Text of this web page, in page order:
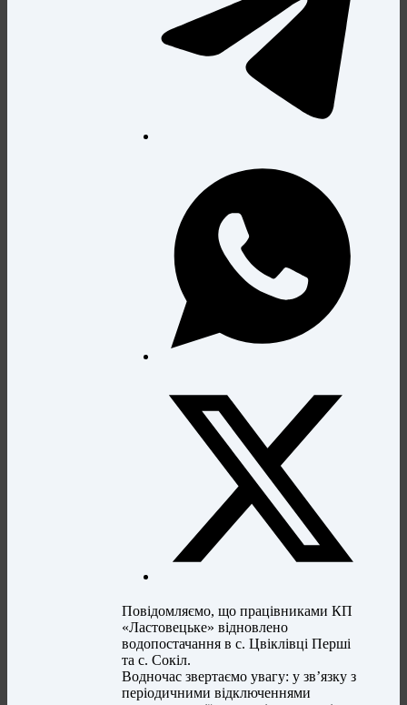
Повідомляємо, що працівниками КП
«Ластовецьке» відновлено
водопостачання в с. Цвіклівці Перші
та с. Сокіл.
Водночас звертаємо увагу: у зв’язку з
періодичними відключеннями